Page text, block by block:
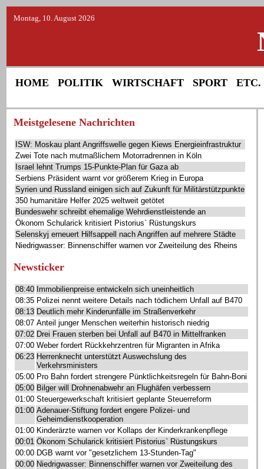
Montag, 10. August 2026
HOME POLITIK WIRTSCHAFT SPORT ETC.
Meistgelesene Nachrichten
ISW: Moskau plant Angriffswelle gegen Kiews Energieinfrastruktur
Zwei Tote nach mutmaßlichem Motorradrennen in Köln
Israel lehnt Trumps 15-Punkte-Plan für Gaza ab
Serbiens Präsident warnt vor größerem Krieg in Europa
Syrien und Russland einigen sich auf Zukunft für Militärstützpunkte
350 humanitäre Helfer 2025 weltweit getötet
Bundeswehr schreibt ehemalige Wehrdienstleistende an
Ökonom Schularick kritisiert Pistorius` Rüstungskurs
Selenskyj erneuert Hilfsappell nach Angriffen auf mehrere Städte
Niedrigwasser: Binnenschiffer warnen vor Zweiteilung des Rheins
Newsticker
08:40 Immobilienpreise entwickeln sich uneinheitlich
08:35 Polizei nennt weitere Details nach tödlichem Unfall auf B470
08:13 Deutlich mehr Kinderunfälle im Straßenverkehr
08:07 Anteil junger Menschen weiterhin historisch niedrig
07:02 Drei Frauen sterben bei Unfall auf B470 in Mittelfranken
07:00 Weber fordert Rückkehrzentren für Migranten in Afrika
06:23 Herrenknecht unterstützt Auswechslung des
Verkehrsministers
05:00 Pro Bahn fordert strengere Pünktlichkeitsregeln für Bahn-Boni
05:00 Bilger will Drohnenabwehr an Flughäfen verbessern
01:00 Steuergewerkschaft kritisiert geplante Steuerreform
01:00 Adenauer-Stiftung fordert engere Polizei- und
Geheimdienstkooperation
01:00 Kinderärzte warnen vor Kollaps der Kinderkrankenpflege
00:01 Ökonom Schularick kritisiert Pistorius` Rüstungskurs
00:00 DGB warnt vor "gesetzlichem 13-Stunden-Tag"
00:00 Niedrigwasser: Binnenschiffer warnen vor Zweiteilung des